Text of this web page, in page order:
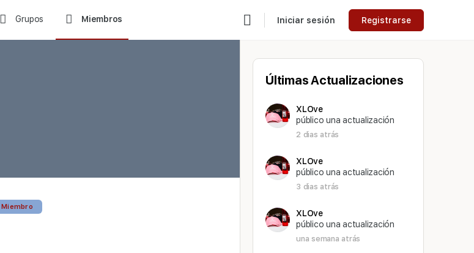
Grupos Miembros Iniciar sesión Registrarse
Miembro
Últimas Actualizaciones
XLOve
público una actualización
2 dias atrás
XLOve
público una actualización
3 dias atrás
XLOve
público una actualización
una semana atrás